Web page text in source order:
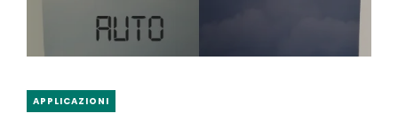
APPLICAZIONI